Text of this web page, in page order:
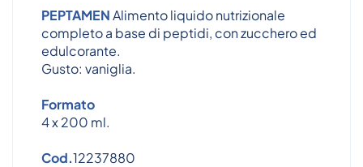
PEPTAMENAlimento liquido nutrizionale
completo a base di peptidi, con zucchero ed
edulcorante.
Gusto: vaniglia.
Formato
4 x 200 ml.
Cod.12237880